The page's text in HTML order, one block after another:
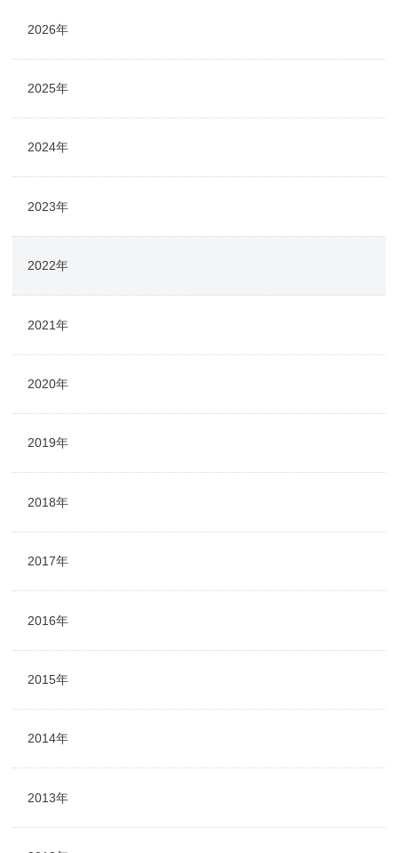
2026年
2025年
2024年
2023年
2022年
2021年
2020年
2019年
2018年
2017年
2016年
2015年
2014年
2013年